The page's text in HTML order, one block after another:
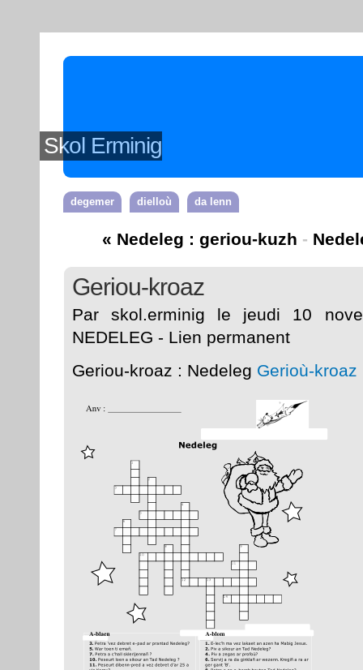
Skol Erminig
degemer dielloù da lenn
« Nedeleg : geriou-kuzh -
Geriou-kroaz
Par skol.erminig le jeudi 10
NEDELEG - Lien permanent
Geriou-kroaz : Nedeleg Gerioù-kroaz